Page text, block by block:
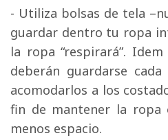
- Utiliza bolsas de tela
guardar dentro tu ropa
la ropa “respirará”.
deberán guardarse
acomodarlos a los
fin de mantener la ropa
menos espacio.